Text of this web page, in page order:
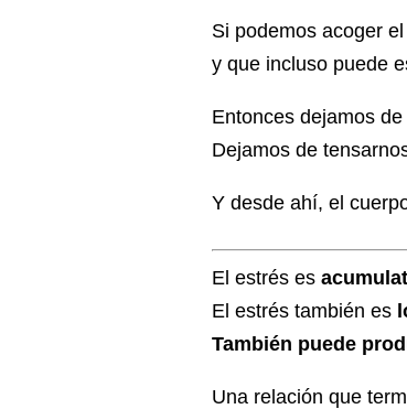
Si podemos acoger
y que incluso puede
Entonces dejamos de
Dejamos de
Y desde ahí, el
El estrés es
El estrés también es
También puede
Una relación que